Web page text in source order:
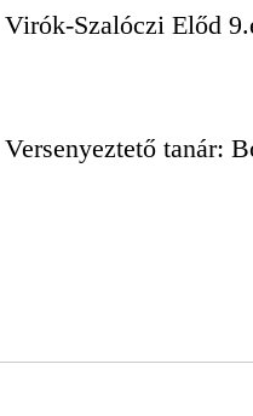
Virók-Szalóczi Előd
Versenyeztető tanár: